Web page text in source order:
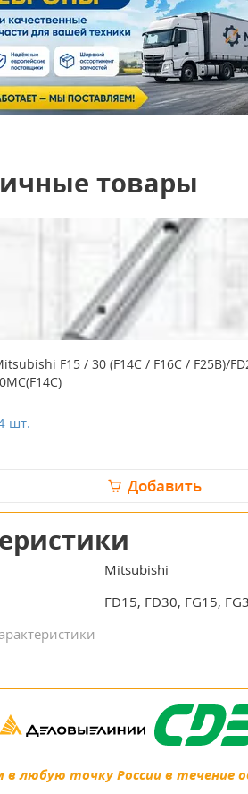
товары
F15 / 30 (F14C / F16C / F25B)/
шт.
Добавить
Mitsubishi
FD15, FD30, FG15,
любую точку России в течение